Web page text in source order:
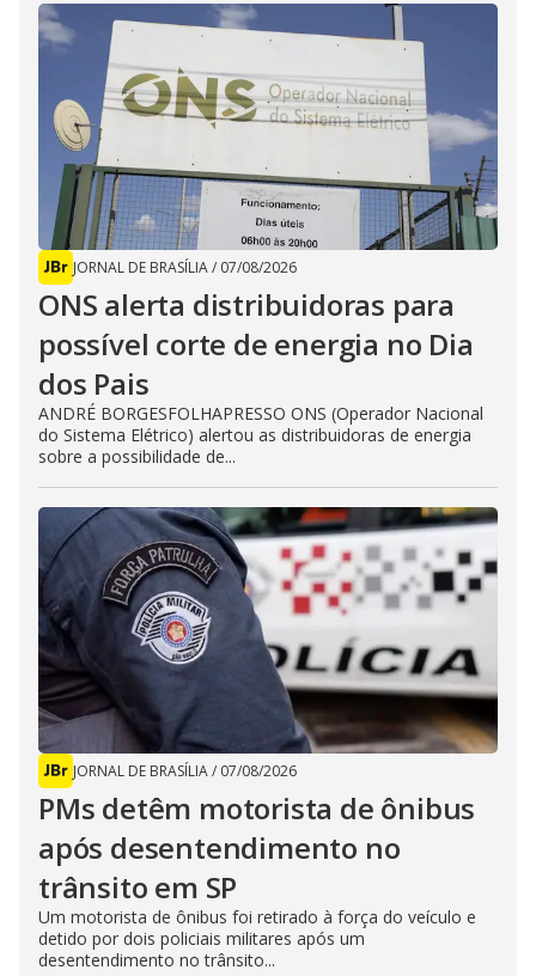
JORNAL DE BRASÍLIA/ 07/08/2026
ONS alerta distribuidoras para
possível corte de energia no Dia
dos Pais
ANDRÉ BORGESFOLHAPRESSO ONS (Operador Nacional
do Sistema Elétrico) alertou as distribuidoras de energia
sobre a possibilidade de...
JORNAL DE BRASÍLIA/ 07/08/2026
PMs detêm motorista de ônibus
após desentendimento no
trânsito em SP
Um motorista de ônibus foi retirado à força do veículo e
detido por dois policiais militares após um
desentendimento no trânsito...